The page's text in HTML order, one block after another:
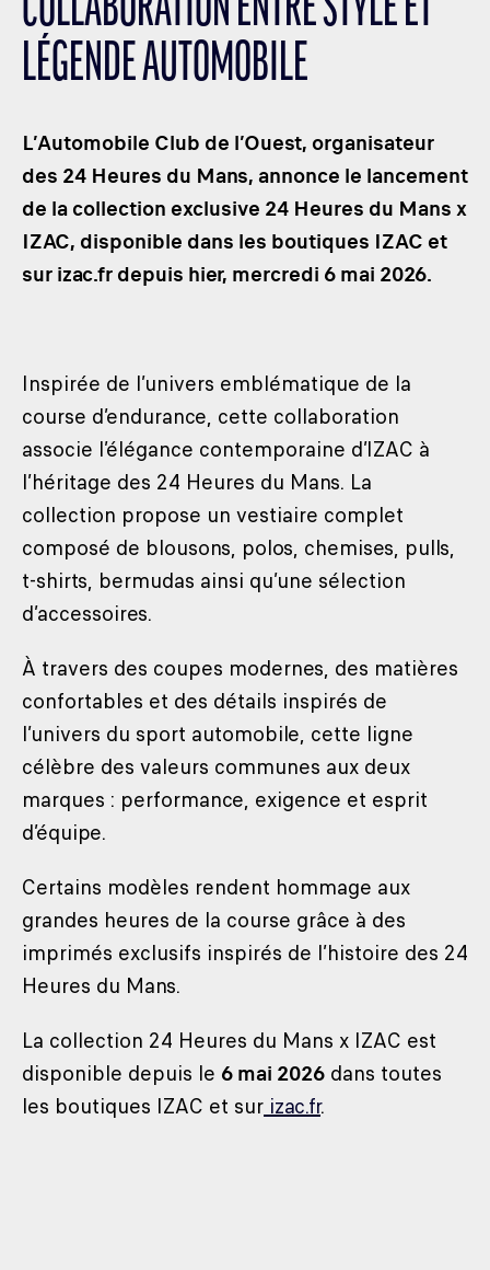
LES CATÉGORIES
PALMARÈS
DÉVELOPPEMENT DURABLE
SEA BY DHL
PARTENAIRES
NEWSLETTER
COLLABORATION ENTRE STYLE ET
LÉGENDE AUTOMOBILE
L’Automobile Club de l’Ouest, organisateur
des 24 Heures du Mans, annonce le lancement
de la collection exclusive 24 Heures du Mans x
IZAC, disponible dans les boutiques IZAC et
sur izac.fr depuis hier, mercredi 6 mai 2026.
Inspirée de l’univers emblématique de la
course d’endurance, cette collaboration
associe l’élégance contemporaine d’IZAC à
l’héritage des 24 Heures du Mans. La
collection propose un vestiaire complet
composé de blousons, polos, chemises, pulls,
t-shirts, bermudas ainsi qu’une sélection
d’accessoires.
À travers des coupes modernes, des matières
confortables et des détails inspirés de
l’univers du sport automobile, cette ligne
célèbre des valeurs communes aux deux
marques : performance, exigence et esprit
d’équipe.
Certains modèles rendent hommage aux
grandes heures de la course grâce à des
imprimés exclusifs inspirés de l’histoire des 24
Heures du Mans.
La collection 24 Heures du Mans x IZAC est
disponible depuis le 6 mai 2026 dans toutes
les boutiques IZAC et sur izac.fr.